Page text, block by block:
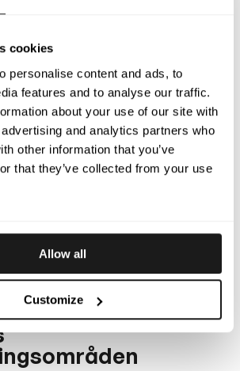
cookies
personalise content and ads, to
features and to analyse our traffic.
about your use of our site with
and analytics partners who
other information that you’ve
that they’ve collected from your use
Allow all
Customize
funktion och komfort, även under de
material
är noga utvalda för att klara stallmiljöns
slitstarka, enkla att tvätta och torkar
praktiska för dagligt bruk. För dig
skydd finns modeller som är både
utan att känna dig begränsad. Många
smarta detaljer som
fotremmar, resår i midjan och